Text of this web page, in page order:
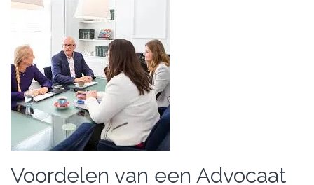
Voordelen van een Advocaat